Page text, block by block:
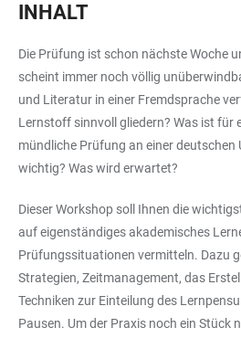
INHALT
Die Prüfung ist schon nächste Woche
scheint immer noch völlig
und Literatur in einer Fremdsprache
Lernstoff sinnvoll gliedern? Was ist für
mündliche Prüfung an einer deutschen
wichtig? Was wird erwartet?
Dieser Workshop soll Ihnen die
auf eigenständiges akademisches
Prüfungssituationen vermitteln. Dazu
Strategien, Zeitmanagement, das
Techniken zur Einteilung des
Pausen. Um der Praxis noch ein Stück